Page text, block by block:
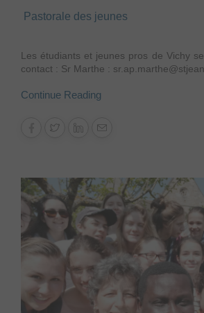
Pastorale des jeunes
Les étudiants et jeunes pros de Vichy
contact : Sr Marthe :
Continue Reading